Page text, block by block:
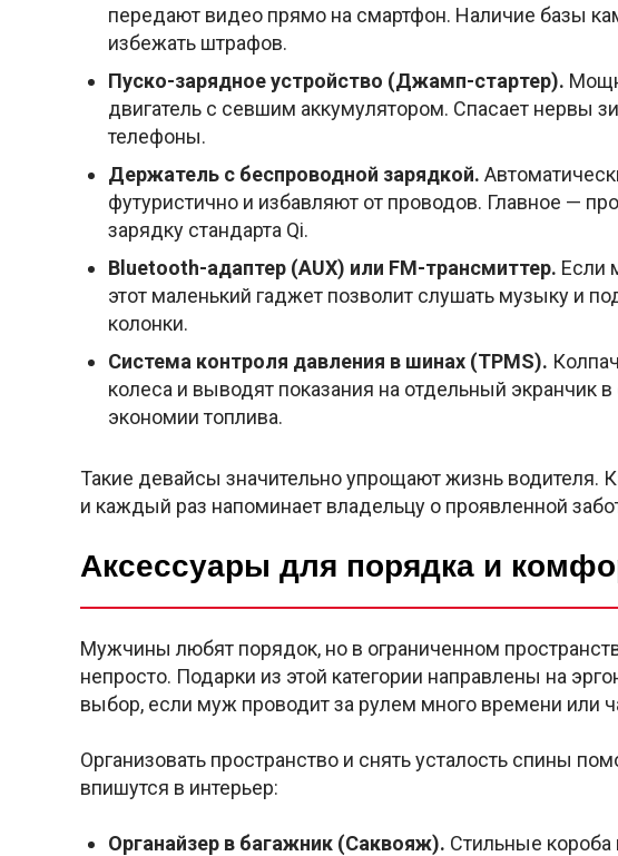
передают видео прямо на смартфон. Наличие базы
избежать штрафов.
Пуско-зарядное устройство (Джамп-стартер).
двигатель с севшим аккумулятором. Спасает нервы
телефоны.
Держатель с беспроводной зарядкой.
футуристично и избавляют от проводов. Главное —
зарядку стандарта Qi.
Bluetooth-адаптер (AUX) или FM-трансмиттер. Если
этот маленький гаджет позволит слушать музыку и
колонки.
Система контроля давления в шинах (TPMS).
колеса и выводят показания на отдельный экранчик
экономии топлива.
Такие девайсы значительно упрощают жизнь водителя.
и каждый раз напоминает владельцу о проявленной
Аксессуары для порядка и
Мужчины любят порядок, но в ограниченном
непросто. Подарки из этой категории направлены на
выбор, если муж проводит за рулем много времени или
Организовать пространство и снять усталость спины
впишутся в интерьер:
Органайзер в багажник (Саквояж). Стильные короба